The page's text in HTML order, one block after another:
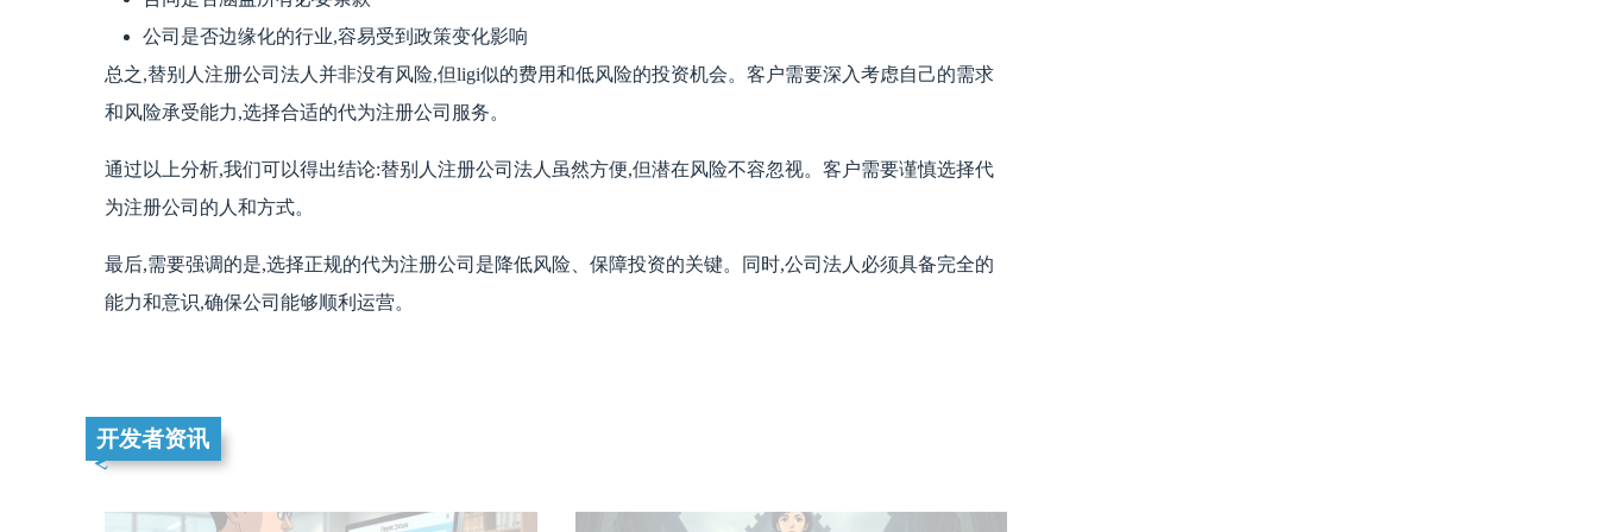
公司是否边缘化的行业,容易受到政策变化影响
总之,替别人注册公司法人并非没有风险,但ligi似的费用和低风险的投资机会。客户需要深入考虑自己的需求
和风险承受能力,选择合适的代为注册公司服务。
通过以上分析,我们可以得出结论:替别人注册公司法人虽然方便,但潜在风险不容忽视。客户需要谨慎选择代
为注册公司的人和方式。
最后,需要强调的是,选择正规的代为注册公司是降低风险、保障投资的关键。同时,公司法人必须具备完全的
能力和意识,确保公司能够顺利运营。
开发者资讯